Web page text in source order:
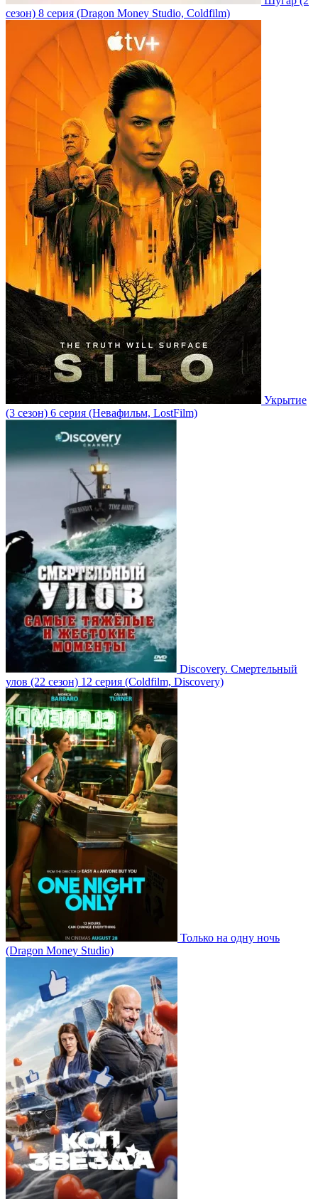
сезон) 8 серия (Dragon Money Studio, Coldfilm)
Укрытие
(3 сезон) 6 серия (Невафильм, LostFilm)
Discovery. Смертельный
улов (22 сезон) 12 серия (Coldfilm, Discovery)
Только на одну ночь
(Dragon Money Studio)